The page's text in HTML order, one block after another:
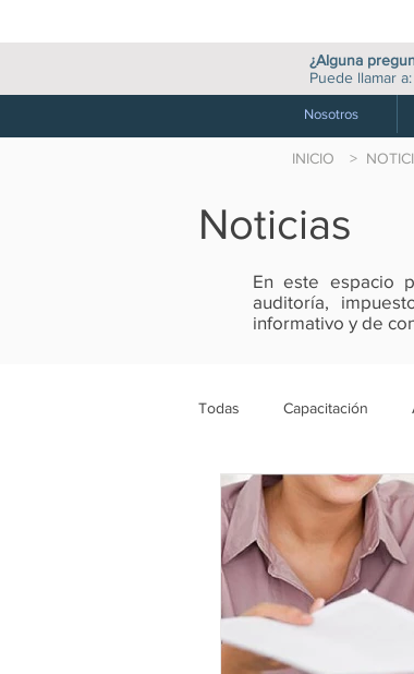
Nosotros
¿Alguna
Puede llamar a:
INICIO >
Noticias
En este espacio
auditoría,
informativo y de
Todas Capacitación
Laboral - S. Social
Energía Eléctrica